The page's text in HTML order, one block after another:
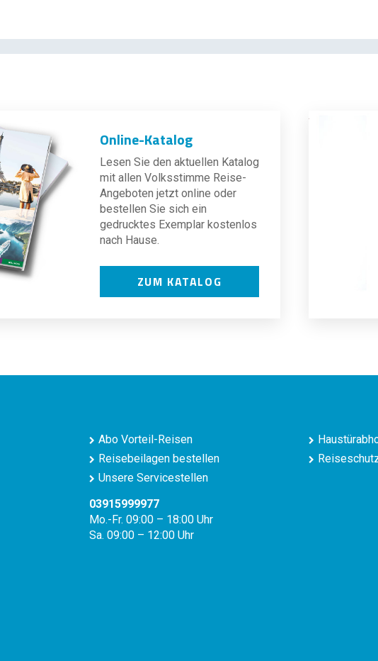
Online-Katalog
Lesen Sie den aktuellen Katalog
mit allen Volksstimme Reise-
Angeboten jetzt online oder
bestellen Sie sich ein
gedrucktes Exemplar kostenlos
nach Hause.
ZUM KATALOG
Abo Vorteil-Reisen
Reisebeilagen bestellen
Unsere Servicestellen
03915999977
Mo.-Fr. 09:00 – 18:00 Uhr
Sa. 09:00 – 12:00 Uhr